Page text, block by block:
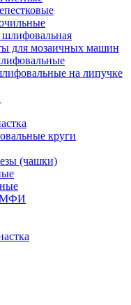
для мозаичных машин
на липучке
круги
(чашки)
МФИ